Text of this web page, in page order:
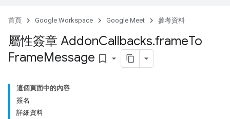
首頁 Google Workspace Google Meet 參考資料
屬性簽章 AddonCallbacks.frameTo
FrameMessage bookmark_border
這個頁面中的內容
簽名
詳細資料